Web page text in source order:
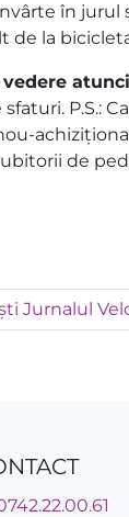
în jurul
de la
P.S.:
de
Jurnalul